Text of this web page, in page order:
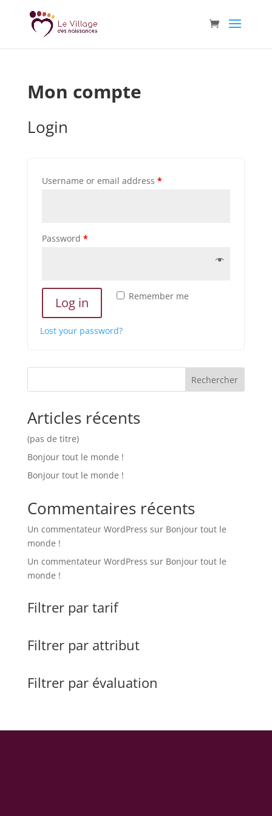
Mon compte
Login
Username or email address *
Password *
Remember me
Log in
Lost your password?
Rechercher
Articles récents
(pas de titre)
Bonjour tout le monde !
Bonjour tout le monde !
Commentaires récents
Un commentateur WordPress sur Bonjour tout le
monde !
Un commentateur WordPress sur Bonjour tout le
monde !
Filtrer par tarif
Filtrer par attribut
Filtrer par évaluation